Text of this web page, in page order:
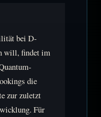
bei D-
will, findet im
die
zur zuletzt
Für